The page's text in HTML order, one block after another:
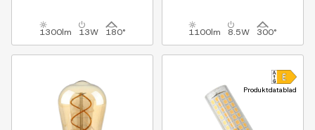
1300lm 13W 180° 1100lm 8.5W 300°
Produktdatablad